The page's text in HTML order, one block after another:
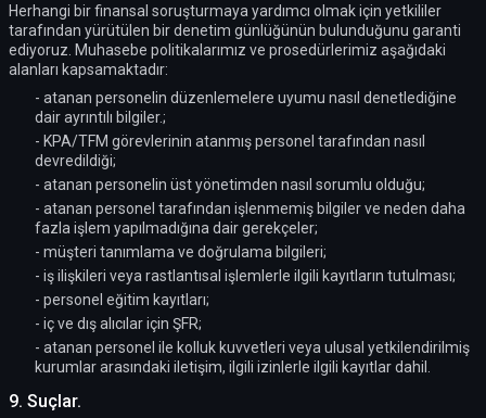
Herhangi bir finansal soruşturmaya yardımcı olmak için yetkililer
tarafından yürütülen bir denetim günlüğünün bulunduğunu garanti
ediyoruz. Muhasebe politikalarımız ve prosedürlerimiz aşağıdaki
alanları kapsamaktadır:
- atanan personelin düzenlemelere uyumu nasıl denetlediğine
dair ayrıntılı bilgiler.;
- KPA/TFM görevlerinin atanmış personel tarafından nasıl
devredildiği;
- atanan personelin üst yönetimden nasıl sorumlu olduğu;
- atanan personel tarafından işlenmemiş bilgiler ve neden daha
fazla işlem yapılmadığına dair gerekçeler;
- müşteri tanımlama ve doğrulama bilgileri;
- iş ilişkileri veya rastlantısal işlemlerle ilgili kayıtların tutulması;
- personel eğitim kayıtları;
- iç ve dış alıcılar için ŞFR;
- atanan personel ile kolluk kuvvetleri veya ulusal yetkilendirilmiş
kurumlar arasındaki iletişim, ilgili izinlerle ilgili kayıtlar dahil.
9. Suçlar.